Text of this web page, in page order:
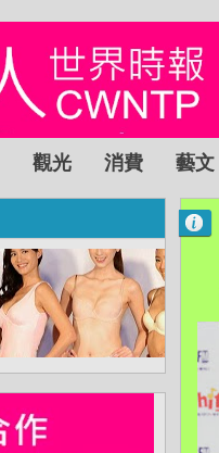
觀光 消費 藝文